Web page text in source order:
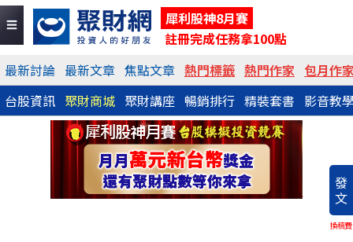
犀利股神8月賽
註冊完成任務拿100點
最新討論 最新文章 焦點文章 熱門標籤 熱門作家 包月作
台股資訊 聚財商城 聚財講座 暢銷排行 精裝套書 影音教
發
文
換稿費